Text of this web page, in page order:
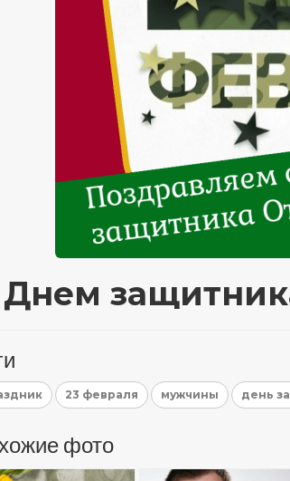
23 февраля мужчины день
фото